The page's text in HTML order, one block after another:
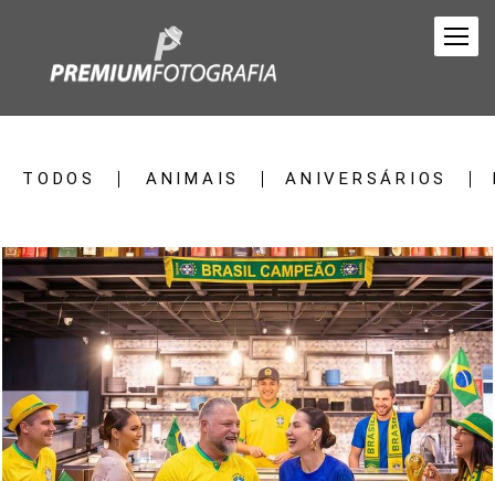
TODOS ANIMAIS ANIVERSÁRIOS
159 0